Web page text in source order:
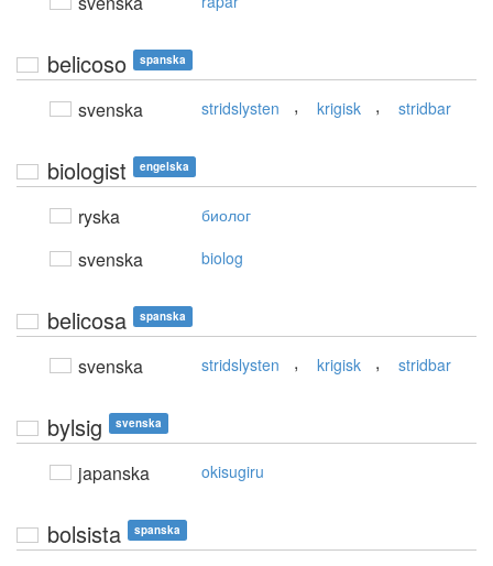
belicoso spanska
svenska stridslysten , krigisk , stridbar
biologist engelska
ryska биолог
svenska biolog
belicosa spanska
svenska stridslysten , krigisk , stridbar
bylsig svenska
japanska okisugiru
bolsista spanska